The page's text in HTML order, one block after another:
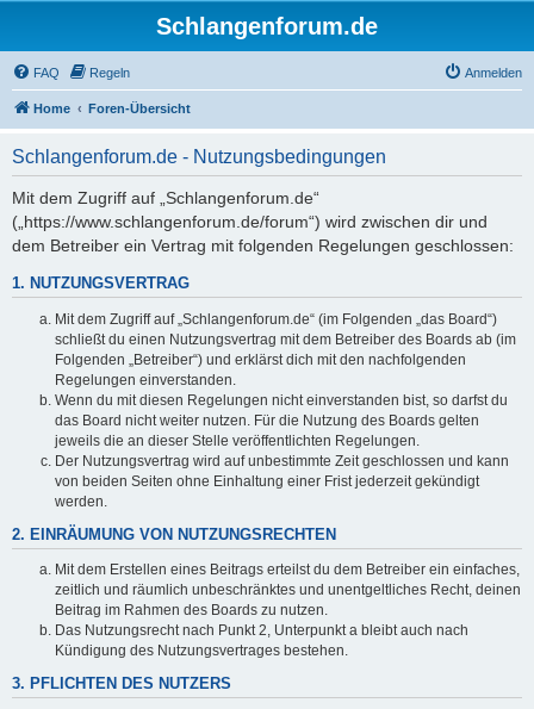
Schlangenforum.de
FAQ Regeln Anmelden
Home Foren-Übersicht
Schlangenforum.de - Nutzungsbedingungen
Mit dem Zugriff auf „Schlangenforum.de“
(„https://www.schlangenforum.de/forum“) wird zwischen dir und
dem Betreiber ein Vertrag mit folgenden Regelungen geschlossen:
1. NUTZUNGSVERTRAG
Mit dem Zugriff auf „Schlangenforum.de“ (im Folgenden „das Board“)
schließt du einen Nutzungsvertrag mit dem Betreiber des Boards ab (im
Folgenden „Betreiber“) und erklärst dich mit den nachfolgenden
Regelungen einverstanden.
Wenn du mit diesen Regelungen nicht einverstanden bist, so darfst du
das Board nicht weiter nutzen. Für die Nutzung des Boards gelten
jeweils die an dieser Stelle veröffentlichten Regelungen.
Der Nutzungsvertrag wird auf unbestimmte Zeit geschlossen und kann
von beiden Seiten ohne Einhaltung einer Frist jederzeit gekündigt
werden.
2. EINRÄUMUNG VON NUTZUNGSRECHTEN
Mit dem Erstellen eines Beitrags erteilst du dem Betreiber ein einfaches,
zeitlich und räumlich unbeschränktes und unentgeltliches Recht, deinen
Beitrag im Rahmen des Boards zu nutzen.
Das Nutzungsrecht nach Punkt 2, Unterpunkt a bleibt auch nach
Kündigung des Nutzungsvertrages bestehen.
3. PFLICHTEN DES NUTZERS